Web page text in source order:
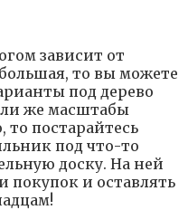
зависит от
то вы можете
под дерево
же масштабы
то постарайтесь
под что-то
доску. На ней
покупок и оставлять